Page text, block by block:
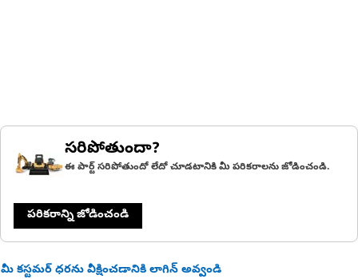
సరిపోతుందా?
ఈ పార్ట్ సరిపోతుందో లేదో చూడటానికి మీ పరికరాలను జోడించండి.
పరికరాన్ని జోడించండి
మీ కస్టమర్ ధరను వీక్షించడానికి లాగిన్ అవ్వండి